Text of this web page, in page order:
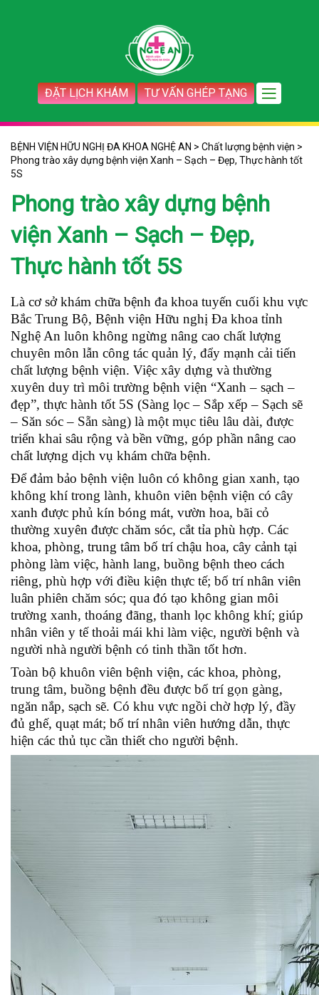
ĐẶT LỊCH KHÁM TƯ VẤN GHÉP TẠNG
BỆNH VIỆN HỮU NGHỊ ĐA KHOA NGHỆ AN > Chất lượng bệnh viện >
Phong trào xây dựng bệnh viện Xanh – Sạch – Đẹp, Thực hành tốt
5S
Phong trào xây dựng bệnh
viện Xanh – Sạch – Đẹp,
Thực hành tốt 5S
Là cơ sở khám chữa bệnh đa khoa tuyến cuối khu vực
Bắc Trung Bộ, Bệnh viện Hữu nghị Đa khoa tỉnh
Nghệ An luôn không ngừng nâng cao chất lượng
chuyên môn lẫn công tác quản lý, đẩy mạnh cải tiến
chất lượng bệnh viện. Việc xây dựng và thường
xuyên duy trì môi trường bệnh viện “Xanh – sạch –
đẹp”, thực hành tốt 5S (Sàng lọc – Sắp xếp – Sạch sẽ
– Săn sóc – Sẵn sàng) là một mục tiêu lâu dài, được
triển khai sâu rộng và bền vững, góp phần nâng cao
chất lượng dịch vụ khám chữa bệnh.
Để đảm bảo bệnh viện luôn có không gian xanh, tạo
không khí trong lành, khuôn viên bệnh viện có cây
xanh được phủ kín bóng mát, vườn hoa, bãi cỏ
thường xuyên được chăm sóc, cắt tỉa phù hợp. Các
khoa, phòng, trung tâm bố trí chậu hoa, cây cảnh tại
phòng làm việc, hành lang, buồng bệnh theo cách
riêng, phù hợp với điều kiện thực tế; bố trí nhân viên
luân phiên chăm sóc; qua đó tạo không gian môi
trường xanh, thoáng đãng, thanh lọc không khí; giúp
nhân viên y tế thoải mái khi làm việc, người bệnh và
người nhà người bệnh có tinh thần tốt hơn.
Toàn bộ khuôn viên bệnh viện, các khoa, phòng,
trung tâm, buồng bệnh đều được bố trí gọn gàng,
ngăn nắp, sạch sẽ. Có khu vực ngồi chờ hợp lý, đầy
đủ ghế, quạt mát; bố trí nhân viên hướng dẫn, thực
hiện các thủ tục cần thiết cho người bệnh.